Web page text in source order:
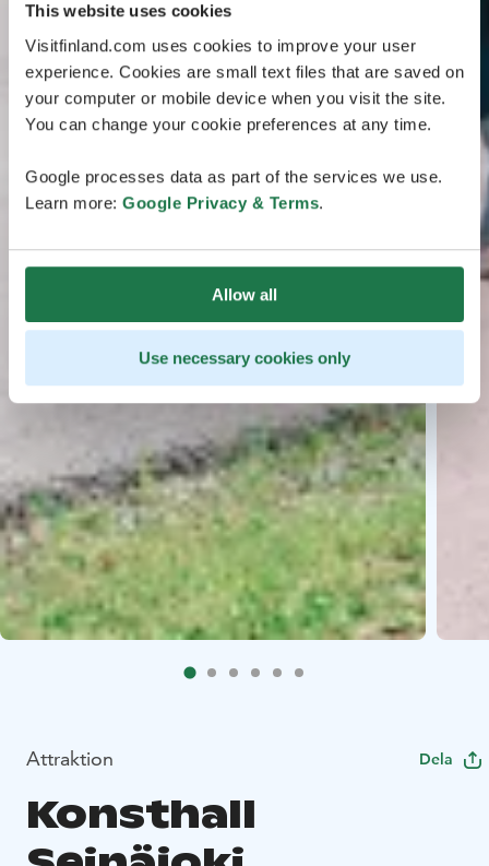
This website uses cookies
Visitfinland.com uses cookies to improve your user
experience. Cookies are small text files that are saved on
your computer or mobile device when you visit the site.
You can change your cookie preferences at any time.
Google processes data as part of the services we use.
Learn more: Google Privacy & Terms.
Allow all
Use necessary cookies only
Attraktion Dela
Konsthall